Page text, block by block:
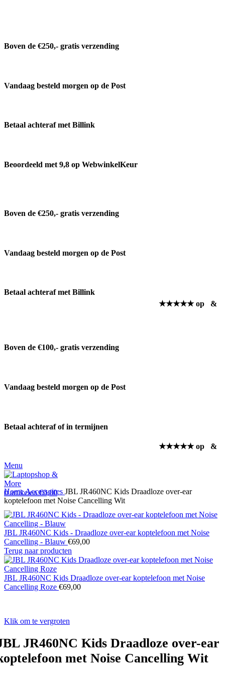
Boven de €250,- gratis verzending
Vandaag besteld morgen op de Post
Betaal achteraf met Billink
Beoordeeld met 9,8 op WebwinkelKeur
Boven de €250,- gratis verzending
Vandaag besteld morgen op de Post
Betaal achteraf met Billink
★★★★★ op
&
Boven de €100,- gratis verzending
Vandaag besteld morgen op de Post
Betaal achteraf of in termijnen
★★★★★ op &
Menu
0artikelen €0,00
HomeAccessoires JBL JR460NC Kids Draadloze over-ear
koptelefoon met Noise Cancelling Wit
JBL JR460NC Kids - Draadloze over-ear koptelefoon met Noise
Cancelling - Blauw €69,00
Terug naar producten
JBL JR460NC Kids Draadloze over-ear koptelefoon met Noise
Cancelling Roze €69,00
Klik om te vergroten
JR460NC Kids Draadloze over-ear
met Noise Cancelling Wit